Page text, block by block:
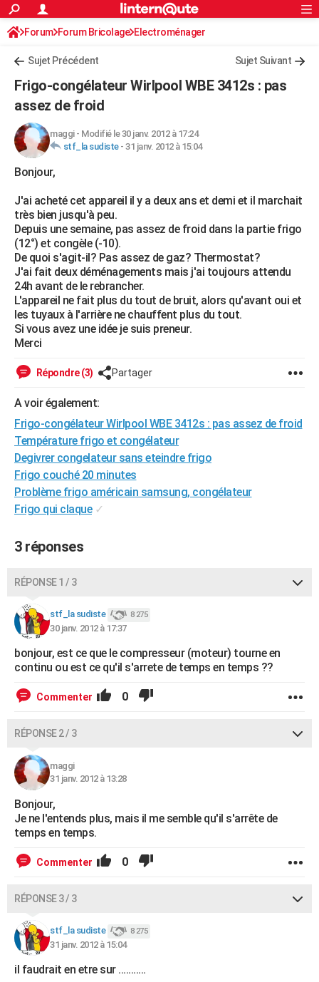
ACTUALITÉS
Politique
Société
Faits Divers
Education
Monde
Villes
+
Programme TV
Sorties cinéma
FINANCE
Retraite
Impôts
Epargne
Immobilier
Risques naturels par ville
Banque
Assurance
Crédit
AUTO
Essais
Réserver un essai
Citadines
Berlines
SUV
Forum auto
HIGH-TECH
Forum
Aménagement intérieur
Extérieur
Cuisine
Salle de bains
Jardinage
Rangement
WEEK-END
Guides de France
Escapades
Patrimoine
Expositions
Musées
Week-end nature
+LIFESTYLE
Art de vivre
Bien-être
Loisirs
Mode
Modes de vie
SANTE
Alimentation
Guide de la santé
Maladies
Médicaments
Sommeil
VOYAGE
Destinations
City break
Voyage nature
Voyage de noces
Forum
Climat
+PHOTO
GUIDES D'ACHAT
CARTE DE VOEUX
Carte de Noël
Carte Bonne année
Carte Saint-Valentin
Carte Pâques
Carte d'anniversaire
DICTIONNAIRE
Dictionnaire
Biographies
Citations
Expressions
Proverbes
PROGRAMME TV
COPAINS D'AVANT
AVIS DE DÉCÈS
S'inscrire
Connexion
Forum Forum Bricolage Electroménager
Sujet Précédent Sujet Suivant
Frigo-congélateur Wirlpool WBE 3412s : pas
assez de froid
maggi- Modifié le 30 janv. 2012 à 17:24
stf_la sudiste- 31 janv. 2012 à 15:04
Bonjour,
J'ai acheté cet appareil il y a deux ans et demi et il marchait
très bien jusqu'à peu.
Depuis une semaine, pas assez de froid dans la partie frigo
(12°) et congèle (-10).
De quoi s'agit-il? Pas assez de gaz? Thermostat?
J'ai fait deux déménagements mais j'ai toujours attendu
24h avant de le rebrancher.
L'appareil ne fait plus du tout de bruit, alors qu'avant oui et
les tuyaux à l'arrière ne chauffent plus du tout.
Si vous avez une idée je suis preneur.
Merci
Répondre (3) Partager
A voir également:
Frigo-congélateur Wirlpool WBE 3412s : pas assez de froid
Température frigo et congélateur
Degivrer congelateur sans eteindre frigo
Frigo couché 20 minutes
Problème frigo américain samsung, congélateur
Frigo qui claque ✓
3 réponses
RÉPONSE 1 / 3
stf_la sudiste 8 275
30 janv. 2012 à 17:37
bonjour, est ce que le compresseur (moteur) tourne en
continu ou est ce qu'il s'arrete de temps en temps ??
Commenter 0
RÉPONSE 2 / 3
maggi
31 janv. 2012 à 13:28
Bonjour,
Je ne l'entends plus, mais il me semble qu'il s'arrête de
temps en temps.
Commenter 0
RÉPONSE 3 / 3
stf_la sudiste 8 275
31 janv. 2012 à 15:04
il faudrait en etre sur ...........